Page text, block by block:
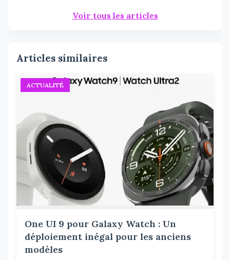
Voir tous les articles
Articles similaires
ACTUALITÉ
One UI 9 pour Galaxy Watch : Un
déploiement inégal pour les anciens
modèles